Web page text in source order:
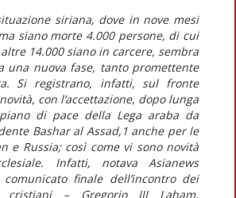
siriana, dove in nove mesi
siano morte 4.000 persone, di cui
14.000 siano in carcere, sembra
una nuova fase, tanto promettente
Si registrano, infatti, sul fronte
con l’accettazione, dopo lunga
di pace della Lega araba da
Bashar al Assad,1 anche per le
e Russia; così come vi sono novità
Infatti, notava Asianews
comunicato finale dell’incontro dei
cristiani – Gregorio III Laham,